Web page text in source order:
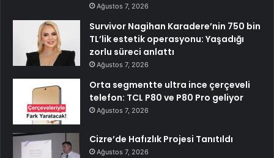
Ağustos 7, 2026
Survivor Nagihan Karadere’nin 750 bin
TL’lik estetik operasyonu: Yaşadığı
zorlu süreci anlattı
Ağustos 7, 2026
Orta segmentte ultra ince çerçeveli
telefon: TCL P80 ve P80 Pro geliyor
Ağustos 7, 2026
Cizre’de Hafızlık Projesi Tanıtıldı
Ağustos 7, 2026